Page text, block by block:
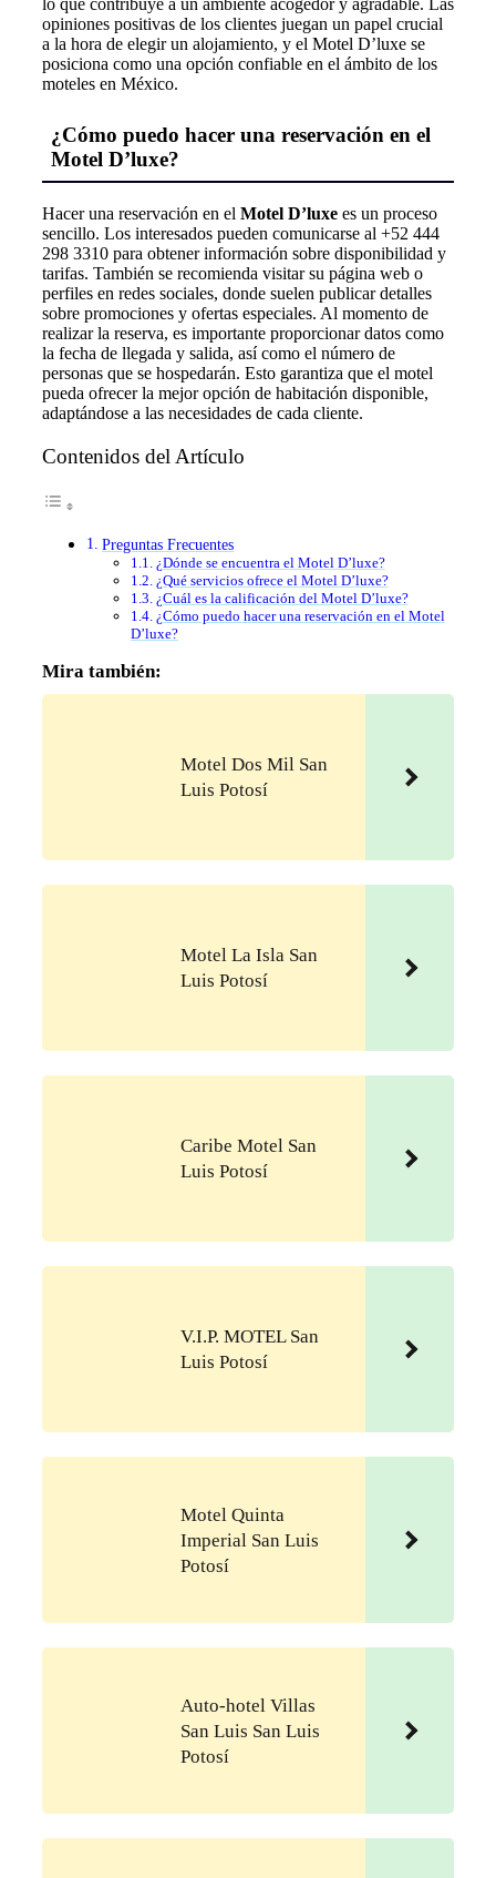
opiniones positivas de los clientes juegan un papel crucial
a la hora de elegir un alojamiento, y el Motel D’luxe se
posiciona como una opción confiable en el ámbito de los
moteles en México.
¿Cómo puedo hacer una reservación en el
Motel D’luxe?
Hacer una reservación en el Motel D’luxe es un proceso
sencillo. Los interesados pueden comunicarse al +52 444
298 3310 para obtener información sobre disponibilidad y
tarifas. También se recomienda visitar su página web o
perfiles en redes sociales, donde suelen publicar detalles
sobre promociones y ofertas especiales. Al momento de
realizar la reserva, es importante proporcionar datos como
la fecha de llegada y salida, así como el número de
personas que se hospedarán. Esto garantiza que el motel
pueda ofrecer la mejor opción de habitación disponible,
adaptándose a las necesidades de cada cliente.
Contenidos del Artículo
Preguntas Frecuentes
¿Dónde se encuentra el Motel D’luxe?
¿Qué servicios ofrece el Motel D’luxe?
¿Cuál es la calificación del Motel D’luxe?
¿Cómo puedo hacer una reservación en el Motel
D’luxe?
Mira también:
Motel Dos Mil San
Luis Potosí
Motel La Isla San
Luis Potosí
Caribe Motel San
Luis Potosí
V.I.P. MOTEL San
Luis Potosí
Motel Quinta
Imperial San Luis
Potosí
Auto-hotel Villas
San Luis San Luis
Potosí